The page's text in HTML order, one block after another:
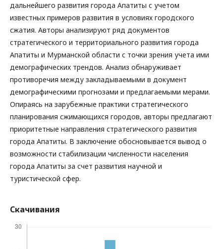
дальнейшего развития города Апатиты с учетом
известных примеров развития в условиях городского
сжатия. Авторы анализируют ряд документов
стратегического и территориального развития города
Апатиты и Мурманской области с точки зрения учета ими
демографических трендов. Анализ обнаруживает
противоречия между закладываемыми в документ
демографическими прогнозами и предлагаемыми мерами.
Опираясь на зарубежные практики стратегического
планирования сжимающихся городов, авторы предлагают
приоритетные направления стратегического развития
города Апатиты. В заключение обосновывается вывод о
возможности стабилизации численности населения
города Апатиты за счет развития научной и
туристической сфер.
Скачивания